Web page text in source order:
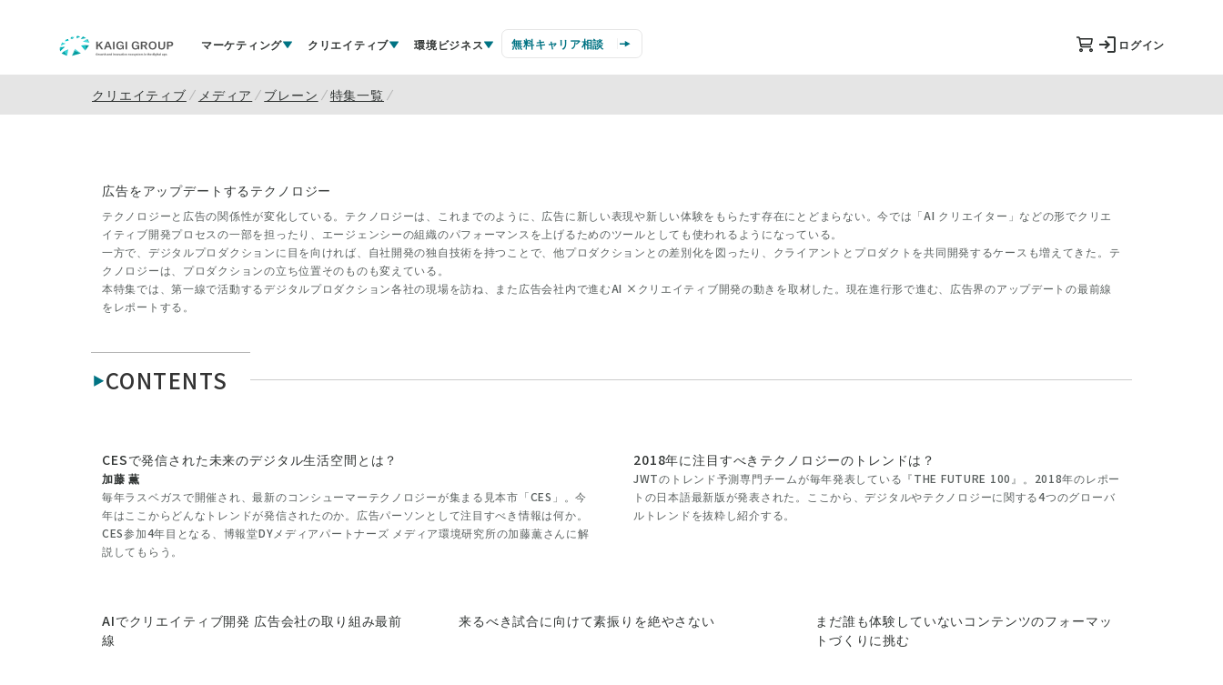
マーケティング クリエイティブ 環境ビジネス 無料キャリア相談 ログイン
クリエイティブ メディア ブレーン 特集一覧
広告をアップデートするテクノロジー
テクノロジーと広告の関係性が変化している。テクノロジーは、これまでのように、広告に新しい表現や新しい体験をもらたす存在にとどまらない。今では「AI クリエイター」などの形でクリエ
イティブ開発プロセスの一部を担ったり、エージェンシーの組織のパフォーマンスを上げるためのツールとしても使われるようになっている。
一方で、デジタルプロダクションに目を向ければ、自社開発の独自技術を持つことで、他プロダクションとの差別化を図ったり、クライアントとプロダクトを共同開発するケースも増えてきた。テ
クノロジーは、プロダクションの立ち位置そのものも変えている。
本特集では、第一線で活動するデジタルプロダクション各社の現場を訪ね、また広告会社内で進むAI ×クリエイティブ開発の動きを取材した。現在進行形で進む、広告界のアップデートの最前線
をレポートする。
CONTENTS
CESで発信された未来のデジタル生活空間とは？
加藤 薫
毎年ラスベガスで開催され、最新のコンシューマーテクノロジーが集まる見本市「CES」。今
年はここからどんなトレンドが発信されたのか。広告パーソンとして注目すべき情報は何か。
CES参加4年目となる、博報堂DYメディアパートナーズ メディア環境研究所の加藤薫さんに解
説してもらう。
2018年に注目すべきテクノロジーのトレンドは？
JWTのトレンド予測専門チームが毎年発表している『THE FUTURE 100』。2018年のレポー
トの日本語最新版が発表された。ここから、デジタルやテクノロジーに関する4つのグローバ
ルトレンドを抜粋し紹介する。
AIでクリエイティブ開発 広告会社の取り組み最前
線
来るべき試合に向けて素振りを絶やさない
まだ誰も体験していないコンテンツのフォーマッ
トづくりに挑む